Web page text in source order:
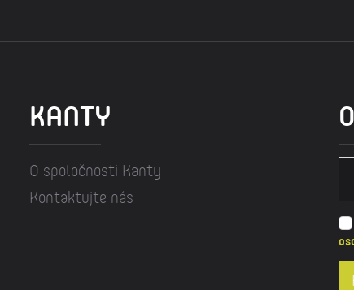
KANTY
O spoločnosti Kanty
Kontaktujte nás